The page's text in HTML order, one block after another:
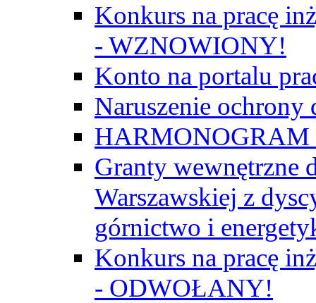
Konkurs na pracę
- WZNOWIONY!
Konto na portalu
Naruszenie ochrony
Granty wewnętrzne
Warszawskiej z
górnictwo i
Konkurs na pracę
- ODWOŁANY!